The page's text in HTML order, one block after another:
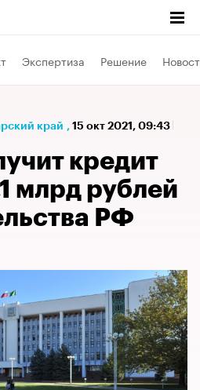
Экспертиза Решение
край , 15 окт 2021, 09:43
кредит
млрд рублей
РФ